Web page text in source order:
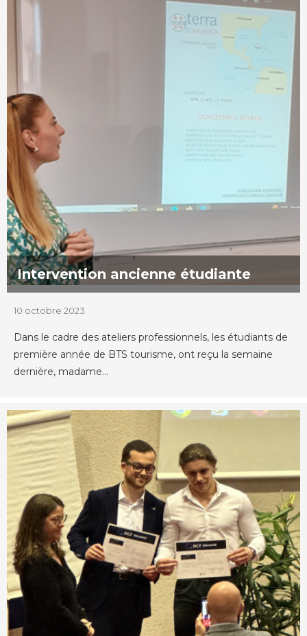
Intervention ancienne étudiante
10 octobre 2023
Dans le cadre des ateliers professionnels, les étudiants de
première année de BTS tourisme, ont reçu la semaine
dernière, madame...